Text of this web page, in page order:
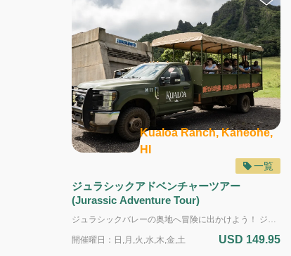
Kualoa Ranch, Kaneohe,
HI
一覧
ジュラシックアドベンチャーツアー
(Jurassic Adventure Tour)
ジュラシックバレーの奥地へ冒険に出かけよう！ ジュラシックアドベンチャーツアーは、クアロア、ハキプウ、カアアワ谷を巡る2.5時間の贅沢な冒険ツアーです。映画ロケ地ツアーよりもさらに谷の奥まで進み、隠れた映画撮影スポットをたっぷりとご覧いただけます。オープンエアの特製車両に乗って、谷の絶景を眺めながら移動します。 ジュラシック・パークやジュラシック・ワールドシリーズの撮影現場を巡り、60フィートの壁で囲まれたインドミナス・レックスの囲い、映画で実際に使われたバンカーや恐竜ケージ、有名なガリミムスの群れが駆け抜けるフィールドなど、映画の世界を体感できます。 大自然に囲まれた谷を冒険しながら、映画の興奮とハワイの雄大な景色を同時に楽しめる特別なツアーです。 こんな方におすすめ！ - ジュラシックシリーズの映画ファン - クアロアランチの映画撮影地を存分に楽しみたい方 - 冒険や探検を感じられる体験をしたい方 - ハワイの自然と映画の歴史を同時に楽しみたい方 ＜複数のツアーを申し込む場合の注意事項＞ ・それぞれのツアーを一つずつ別々にお申し込みください。 ・ツアーの終了予定時間から次のツアーの受付開始時間までの間を、最低でも15分以上空けてください。 ・送迎を希望する場合は、開始時間が早い方のツアーにだけ送迎を付け、早いツアーの開始時間に間に合うように送迎を選択してください。
開催曜日：日,月,火,水,木,金,土 USD 149.95